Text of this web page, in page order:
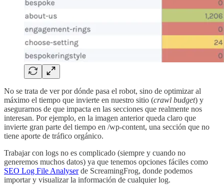
No se trata de ver por dónde pasa el robot, sino de optimizar al
máximo el tiempo que invierte en nuestro sitio (crawl budget) y
asegurarnos de que impacta en las secciones que realmente nos
interesan. Por ejemplo, en la imagen anterior queda claro que
invierte gran parte del tiempo en /wp-content, una sección que no
tiene aporte de tráfico orgánico.
Trabajar con logs no es complicado (siempre y cuando no
generemos muchos datos) ya que tenemos opciones fáciles como
SEO Log File Analyserde ScreamingFrog, donde podemos
importar y visualizar la información de cualquier log.